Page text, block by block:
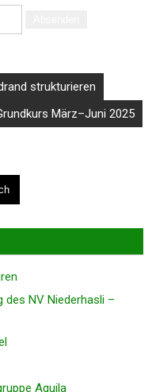
strukturieren
März–Juni 2025
des NV Niederhasli –
Aquila